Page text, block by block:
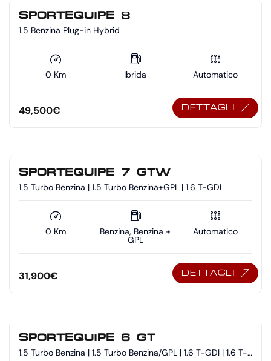
SPORTEQUIPE 8
1.5 Benzina Plug-in Hybrid
0 Km Ibrida Automatico
49,500€ DETTAGLI
SPORTEQUIPE 7 GTW
1.5 Turbo Benzina | 1.5 Turbo Benzina+GPL | 1.6 T-GDI
0 Km Benzina, Benzina +
GPL
Automatico
31,900€ DETTAGLI
SPORTEQUIPE 6 GT
1.5 Turbo Benzina | 1.5 Turbo Benzina/GPL | 1.6 T-GDI | 1.6 T-